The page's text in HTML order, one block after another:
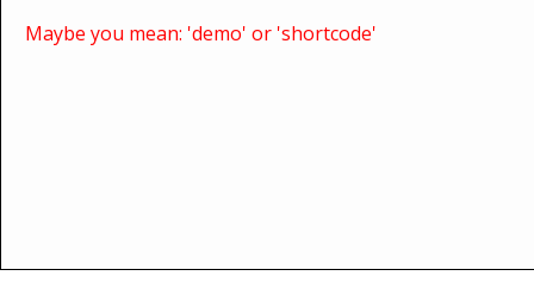
Maybe you mean: 'demo' or 'shortcode'